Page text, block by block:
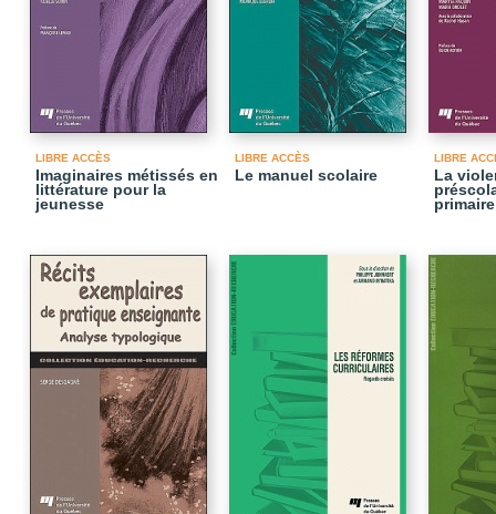
LIBRE ACCÈS
Imaginaires métissés en
littérature pour la
jeunesse
LIBRE ACCÈS
Le manuel scolaire
LIBRE
La
primaire